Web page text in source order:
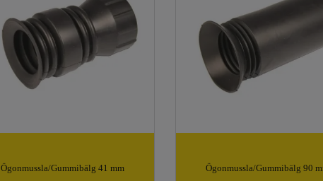
Ögonmussla/Gummibälg 41 mm Ögonmussla/Gummibälg 90